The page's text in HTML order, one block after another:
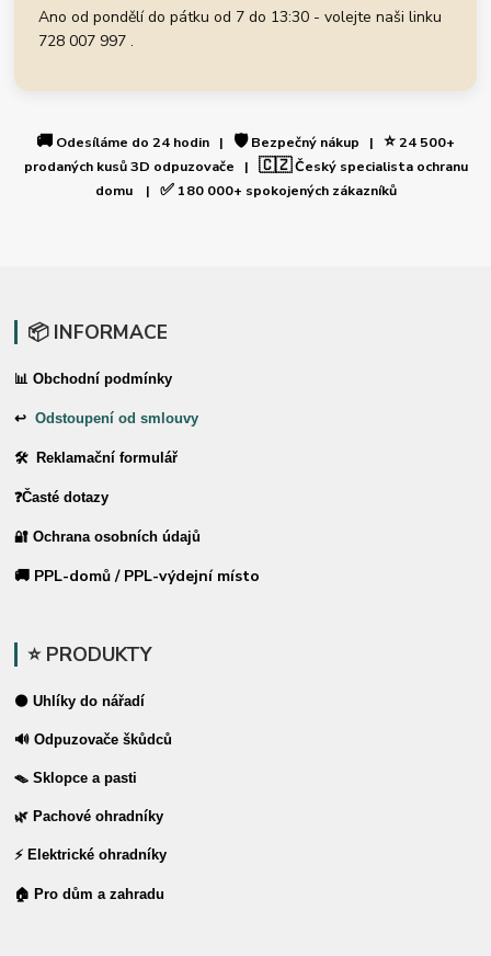
Ano od pondělí do pátku od 7 do 13:30 - volejte naši linku
728 007 997 .
🚚 Odesíláme do 24 hodin | 🛡️Bezpečný nákup | ⭐24 500+
prodaných kusů 3D odpuzovače | 🇨🇿Český specialista ochranu
domu | ✅180 000+ spokojených zákazníků
📦 INFORMACE
📊 Obchodní podmínky
↩Odstoupení od smlouvy
🛠 Reklamační formulář
❓Časté dotazy
🔐 Ochrana osobních údajů
🚚 PPL-domů / PPL-výdejní místo
⭐ PRODUKTY
⚫ Uhlíky do nářadí
🔊 Odpuzovače škůdců
🪤 Sklopce a pasti
🌿 Pachové ohradníky
⚡ Elektrické ohradníky
🏠 Pro dům a zahradu